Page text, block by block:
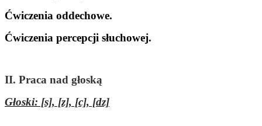
Ćwiczenia oddechowe.
Ćwiczenia percepcji słuchowej.
II. Praca nad głoską
Głoski: [s], [z], [c], [dz]